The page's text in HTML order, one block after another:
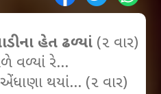
હેત ઢળ્યાં(૨ વાર)
વળ્યાં રે…
એંધાણા થયાં… (૨ વાર)